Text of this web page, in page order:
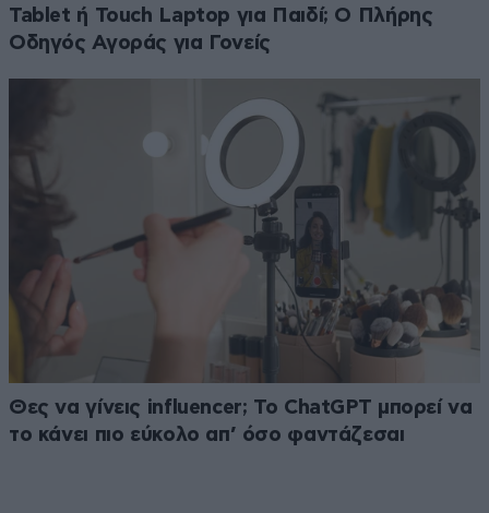
Tablet ή Touch Laptop για Παιδί; Ο Πλήρης
Οδηγός Αγοράς για Γονείς
Θες να γίνεις influencer; Το ChatGPT μπορεί να
το κάνει πιο εύκολο απ’ όσο φαντάζεσαι